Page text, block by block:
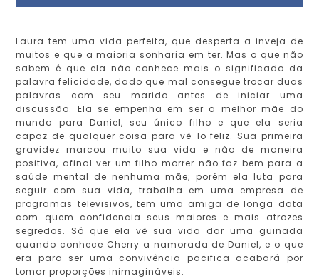
Laura tem uma vida perfeita, que desperta a inveja de
muitos e que a maioria sonharia em ter. Mas o que não
sabem é que ela não conhece mais o significado da
palavra felicidade, dado que mal consegue trocar duas
palavras com seu marido antes de iniciar uma
discussão. Ela se empenha em ser a melhor mãe do
mundo para Daniel, seu único filho e que ela seria
capaz de qualquer coisa para vê-lo feliz. Sua primeira
gravidez marcou muito sua vida e não de maneira
positiva, afinal ver um filho morrer não faz bem para a
saúde mental de nenhuma mãe; porém ela luta para
seguir com sua vida, trabalha em uma empresa de
programas televisivos, tem uma amiga de longa data
com quem confidencia seus maiores e mais atrozes
segredos. Só que ela vê sua vida dar uma guinada
quando conhece Cherry a namorada de Daniel, e o que
era para ser uma convivência pacifica acabará por
tomar proporções inimagináveis.